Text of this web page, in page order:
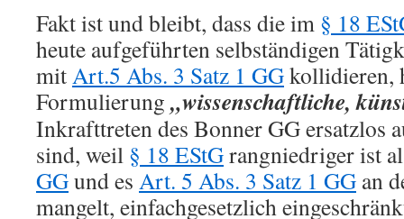
Fakt ist und bleibt, dass die im § 18
heute aufgeführten selbständigen
mitArt.5 Abs. 3 Satz 1 GGkollidieren,
Formulierung„wissenschaftliche,
Inkrafttreten des Bonner GG ersatzlos
sind, weil § 18 EStGrangniedriger ist
GGund es Art. 5 Abs. 3 Satz 1 GG an
mangelt, einfachgesetzlich